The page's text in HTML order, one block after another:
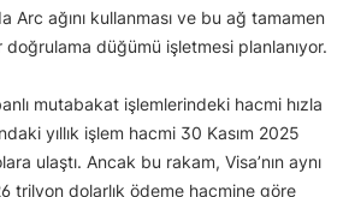
Arc ağını kullanması ve bu ağ tamamen
düğümü işletmesi planlanıyor.
mutabakat işlemlerindeki hacmi hızla
yıllık işlem hacmi 30 Kasım 2025
ulaştı. Ancak bu rakam, Visa’nın aynı
trilyon dolarlık ödeme hacmine göre